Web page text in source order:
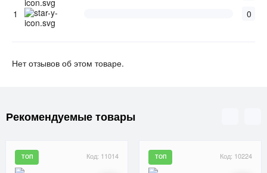
1
0
Нет отзывов об этом товаре.
Рекомендуемые товары
Код: 11014
ТОП Код: 10224
ТОП